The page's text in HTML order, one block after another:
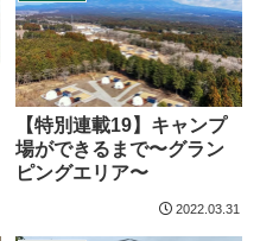
【特別連載19】キャンプ
場ができるまで〜グラン
ピングエリア〜
2022.03.31